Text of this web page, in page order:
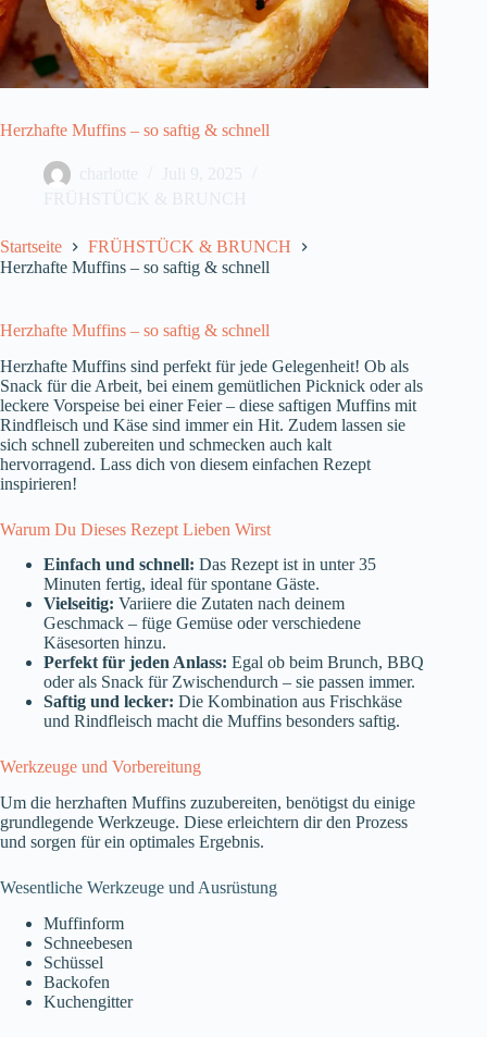
Herzhafte Muffins – so saftig & schnell
charlotte
Juli 9, 2025
FRÜHSTÜCK & BRUNCH
Startseite
FRÜHSTÜCK & BRUNCH
Herzhafte Muffins – so saftig & schnell
Herzhafte Muffins – so saftig & schnell
Herzhafte Muffins sind perfekt für jede Gelegenheit! Ob als
Snack für die Arbeit, bei einem gemütlichen Picknick oder als
leckere Vorspeise bei einer Feier – diese saftigen Muffins mit
Rindfleisch und Käse sind immer ein Hit. Zudem lassen sie
sich schnell zubereiten und schmecken auch kalt
hervorragend. Lass dich von diesem einfachen Rezept
inspirieren!
Warum Du Dieses Rezept Lieben Wirst
Einfach und schnell: Das Rezept ist in unter 35
Minuten fertig, ideal für spontane Gäste.
Vielseitig: Variiere die Zutaten nach deinem
Geschmack – füge Gemüse oder verschiedene
Käsesorten hinzu.
Perfekt für jeden Anlass: Egal ob beim Brunch, BBQ
oder als Snack für Zwischendurch – sie passen immer.
Saftig und lecker: Die Kombination aus Frischkäse
und Rindfleisch macht die Muffins besonders saftig.
Werkzeuge und Vorbereitung
Um die herzhaften Muffins zuzubereiten, benötigst du einige
grundlegende Werkzeuge. Diese erleichtern dir den Prozess
und sorgen für ein optimales Ergebnis.
Wesentliche Werkzeuge und Ausrüstung
Muffinform
Schneebesen
Schüssel
Backofen
Kuchengitter